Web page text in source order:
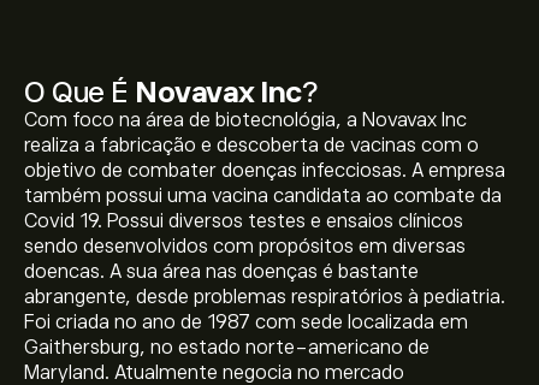
O Que É Novavax Inc?
Com foco na área de biotecnológia, a Novavax Inc
realiza a fabricação e descoberta de vacinas com o
objetivo de combater doenças infecciosas. A empresa
também possui uma vacina candidata ao combate da
Covid 19. Possui diversos testes e ensaios clínicos
sendo desenvolvidos com propósitos em diversas
doencas. A sua área nas doenças é bastante
abrangente, desde problemas respiratórios à pediatria.
Foi criada no ano de 1987 com sede localizada em
Gaithersburg, no estado norte-americano de
Maryland. Atualmente negocia no mercado